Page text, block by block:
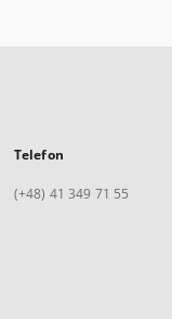
Telefon
(+48) 41 349 71 55